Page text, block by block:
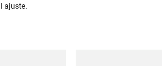
ajuste.